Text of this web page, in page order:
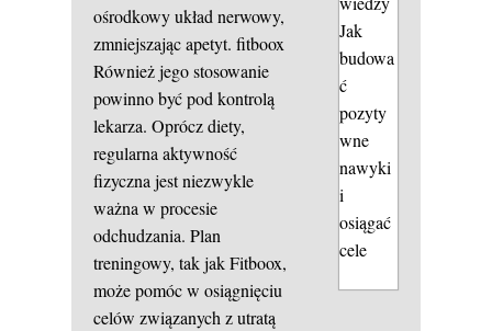
ośrodkowy układ nerwowy,
zmniejszając apetyt. fitboox
Również jego stosowanie
powinno być pod kontrolą
lekarza. Oprócz diety,
regularna aktywność
fizyczna jest niezwykle
ważna w procesie
odchudzania. Plan
treningowy, tak jak Fitboox,
może pomóc w osiągnięciu
celów związanych z utratą
Jak
budowa
ć
pozyty
wne
nawyki
i
osiągać
cele